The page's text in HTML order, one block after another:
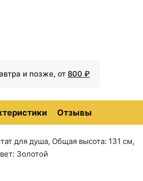
и позже, от 800 ₽
Отзывы
для душа, Общая высота: 131 см,
Золотой